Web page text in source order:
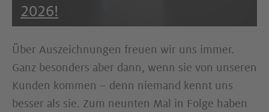
2026!
Über Auszeichnungen freuen wir uns immer.
Ganz besonders aber dann, wenn sie von unseren
Kunden kommen – denn niemand kennt uns
besser als sie. Zum neunten Mal in Folge haben